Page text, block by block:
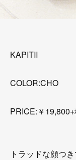
KAPITⅡ
COLOR:CHO
PRICE:￥
トラッドな顔つ